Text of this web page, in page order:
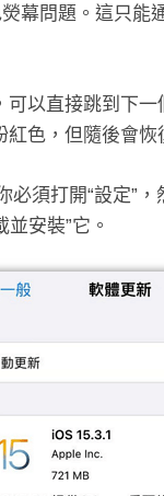
幕問題。這只能
以直接跳到下
色，但隨後會恢
須打開“設定”，
安裝”它。